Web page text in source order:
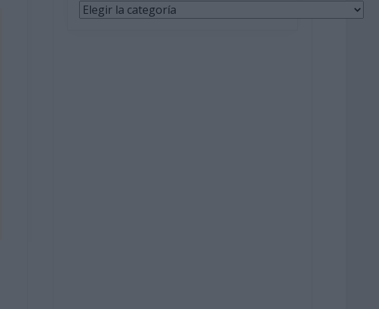
Categorías